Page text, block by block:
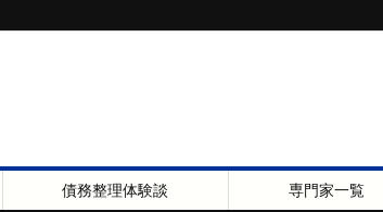
債務整理体験談 専門家一覧